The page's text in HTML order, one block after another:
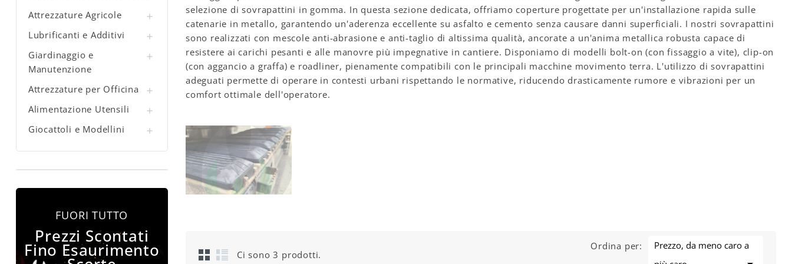
Attrezzature Agricole 
Lubrificanti e Additivi 
Giardinaggio e
Manutenzione

Attrezzature per Officina 
Alimentazione Utensili 
Giocattoli e Modellini 
FUORI TUTTO
Prezzi Scontati
Fino Esaurimento
selezione di sovrapattini in gomma. In questa sezione dedicata, offriamo coperture progettate per un'installazione rapida sulle
catenarie in metallo, garantendo un'aderenza eccellente su asfalto e cemento senza causare danni superficiali. I nostri sovrapattini
sono realizzati con mescole anti-abrasione e anti-taglio di altissima qualità, ancorate a un'anima metallica robusta capace di
resistere ai carichi pesanti e alle manovre più impegnative in cantiere. Disponiamo di modelli bolt-on (con fissaggio a vite), clip-on
(con aggancio a graffa) e roadliner, pienamente compatibili con le principali macchine movimento terra. L'utilizzo di sovrapattini
adeguati permette di operare in contesti urbani rispettando le normative, riducendo drasticamente rumore e vibrazioni per un
comfort ottimale dell'operatore.
Ci sono 3 prodotti.
Ordina per:
Prezzo, da meno caro a